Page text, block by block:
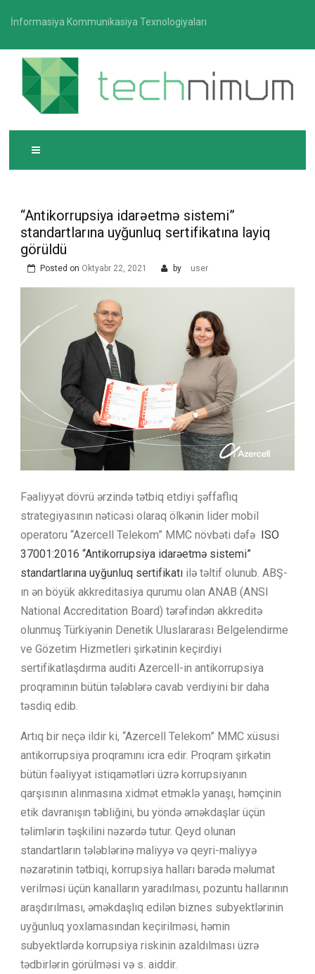
İnformasiya Kommunikasiya Texnologiyaları
TECHNIMUM
İnformasiya-kommunikasiya texnologiyaları üzrə
media platforması
“Antikorrupsiya idarəetmə sistemi”
standartlarına uyğunluq sertifikatına layiq
görüldü
Posted on Oktyabr 22, 2021 by user
Fəaliyyət dövrü ərzində tətbiq etdiyi şəffaflıq
strategiyasının nəticəsi olaraq ölkənin lider mobil
operatoru “Azercell Telekom” MMC növbəti dəfə ISO
37001:2016 “Antikorrupsiya idarəetmə sistemi”
standartlarına uyğunluq sertifikatı ilə təltif olunub. ABŞ-
ın ən böyük akkreditasiya qurumu olan ANAB (ANSI
National Accreditation Board) tərəfindən akkreditə
olunmuş Türkiyənin Denetik Uluslararası Belgelendirme
ve Gözetim Hizmetleri şirkətinin keçirdiyi
sertifikatlaşdırma auditi Azercell-in antikorrupsiya
proqramının bütün tələblərə cavab verdiyini bir daha
təsdiq edib.
Artıq bir neçə ildir ki, “Azercell Telekom” MMC xüsusi
antikorrupsiya proqramını icra edir. Proqram şirkətin
bütün fəaliyyət istiqamətləri üzrə korrupsiyanın
qarşısının alınmasına xidmət etməklə yanaşı, həmçinin
etik davranışın təbliğini, bu yöndə əməkdaşlar üçün
təlimlərin təşkilini nəzərdə tutur. Qeyd olunan
standartların tələblərinə maliyyə və qeyri-maliyyə
nəzarətinin tətbiqi, korrupsiya halları barədə məlumat
verilməsi üçün kanalların yaradılması, pozuntu hallarının
araşdırılması, əməkdaşlıq edilən biznes subyektlərinin
uyğunluq yoxlamasından keçirilməsi, həmin
subyektlərdə korrupsiya riskinin azaldılması üzrə
tədbirlərin görülməsi və s. aiddir.